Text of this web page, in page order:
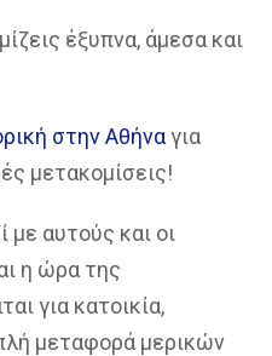
έξυπνα, άμεσα και
στην Αθήναγια
μετακομίσεις!
με αυτούς και οι
η ώρα της
για κατοικία,
μεταφορά μερικών